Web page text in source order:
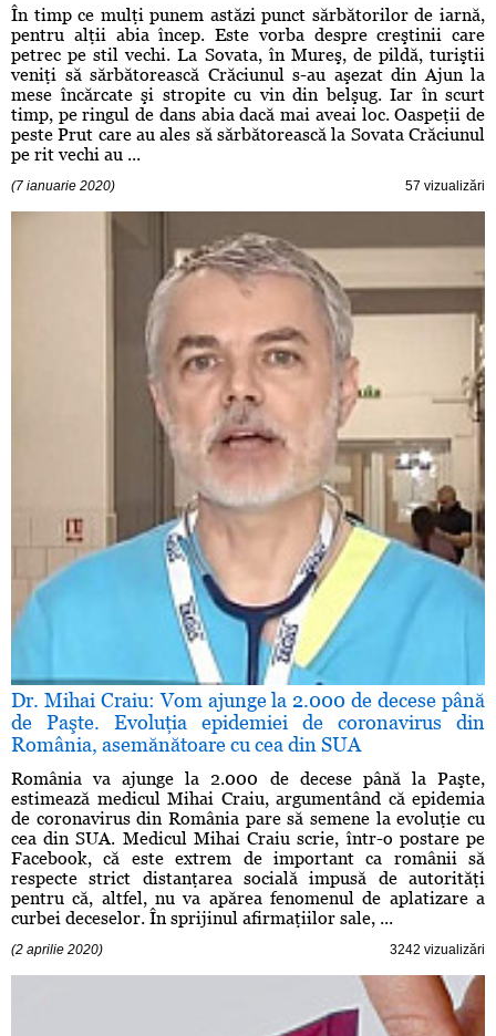
În timp ce mulţi punem astăzi punct sărbătorilor de iarnă,
pentru alţii abia încep. Este vorba despre creştinii care
petrec pe stil vechi. La Sovata, în Mureş, de pildă, turiştii
veniţi să sărbătorească Crăciunul s-au aşezat din Ajun la
mese încărcate şi stropite cu vin din belşug. Iar în scurt
timp, pe ringul de dans abia dacă mai aveai loc. Oaspeţii de
peste Prut care au ales să sărbătorească la Sovata Crăciunul
pe rit vechi au ...
(7 ianuarie 2020) 57 vizualizări
Dr. Mihai Craiu: Vom ajunge la 2.000 de decese până
de Paşte. Evoluţia epidemiei de coronavirus din
România, asemănătoare cu cea din SUA
România va ajunge la 2.000 de decese până la Paşte,
estimează medicul Mihai Craiu, argumentând că epidemia
de coronavirus din România pare să semene la evoluţie cu
cea din SUA. Medicul Mihai Craiu scrie, într-o postare pe
Facebook, că este extrem de important ca românii să
respecte strict distanţarea socială impusă de autorităţi
pentru că, altfel, nu va apărea fenomenul de aplatizare a
curbei deceselor. În sprijinul afirmaţiilor sale, ...
(2 aprilie 2020) 3242 vizualizări